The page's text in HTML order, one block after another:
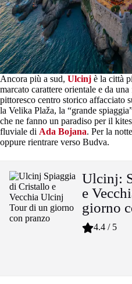
Ancora più a sud, Ulcinj è la città
marcato carattere orientale e da
pittoresco centro storico affacciato
la Velika Plaža, la “grande
che ne fanno un paradiso per il
fluviale di Ada Bojana. Per la
oppure rientrare verso Budva.
Ulcinj:
e
giorno
4.4 / 5